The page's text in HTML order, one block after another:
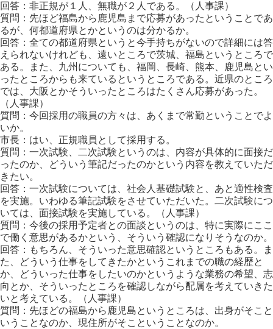
回答：非正規が１人、無職が２人である。（人事課）
質問：先ほど福島から鹿児島まで応募があったということであ
るが、何都道府県とかというのは分かるか。
回答：全ての都道府県というと今手持ちがないので詳細には答
えられないけれども、遠いところで茨城、福島というところで
ある。また、九州についても、福岡、長崎、熊本、鹿児島とい
ったところからも来ているというところである。近県のところ
では、大阪とかそういったところはたくさん応募があった。
（人事課）
質問：今回採用の職員の方々は、あくまで常勤ということでよ
いか。
市長：はい、正規職員として採用する。
質問：一次試験、二次試験というのは、内容が具体的に面接だ
ったのか、どういう筆記だったのかという内容を教えていただ
きたい。
回答：一次試験については、社会人基礎試験と、あと適性検査
を実施。いわゆる筆記試験をさせていただいた。二次試験につ
いては、面接試験を実施している。（人事課）
質問：今後の採用予定者との面談というのは、特に実際にここ
で働く意思があるかという、そういう確認になりそうなのか。
回答：もちろん、そういった意思確認というところもある。ま
た、どういう仕事をしてきたかというこれまでの職の経歴と
か、どういった仕事をしたいのかというような業務の希望、志
向とか、そういったところを確認しながら配属を考えていきた
いと考えている。（人事課）
質問：先ほどの福島から鹿児島というところは、出身がそこと
いうことなのか、現住所がそこということなのか。